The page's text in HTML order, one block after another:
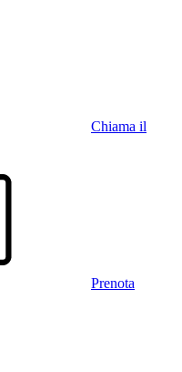
Chiama il
Prenota